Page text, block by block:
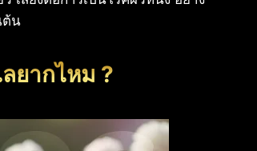
ต้น
ยากไหม ?